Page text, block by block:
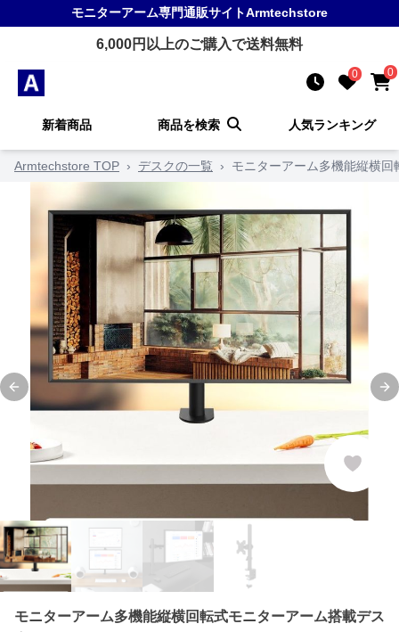
モニターアーム専門通販サイトArmtechstore
6,000円以上のご購入で送料無料
0 0
新着商品 商品を検索 人気ランキング
Armtechstore TOP › デスクの一覧 › モニターアーム多機能縦横
Previous slide
モニターアーム多機能縦横回転式モニターアーム搭載デス